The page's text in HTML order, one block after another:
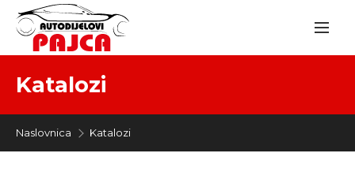
Katalozi
Naslovnica Katalozi